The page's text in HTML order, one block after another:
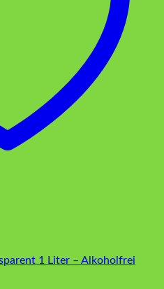
1 Liter – Alkoholfrei